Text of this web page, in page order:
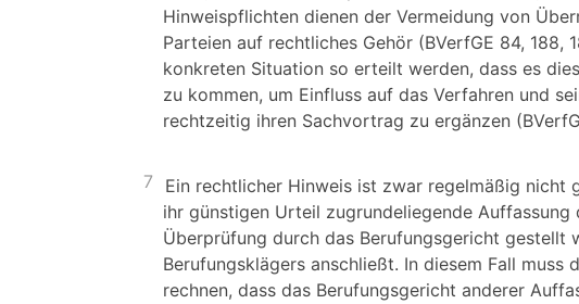
Hinweispflichten dienen der Vermeidung von
Parteien auf rechtliches Gehör (BVerfGE 84, 188,
konkreten Situation so erteilt werden, dass es
zu kommen, um Einfluss auf das Verfahren und
rechtzeitig ihren Sachvortrag zu ergänzen
7
Ein rechtlicher Hinweis ist zwar regelmäßig nicht
ihr günstigen Urteil zugrundeliegende
Überprüfung durch das Berufungsgericht gestellt
Berufungsklägers anschließt. In diesem Fall
rechnen, dass das Berufungsgericht anderer